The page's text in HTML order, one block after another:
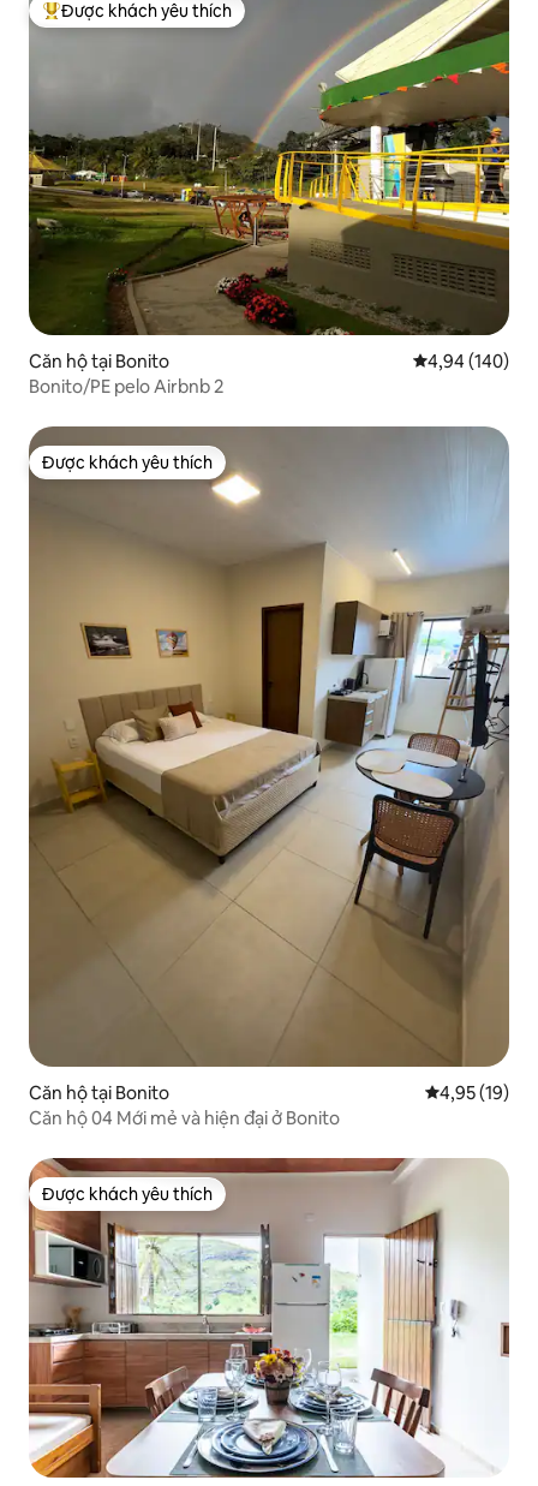
Được khách yêu thích nhất
Được khách yêu thích
Căn hộ tại Bonito Xếp hạng
4,94 (140)
Bonito/PE pelo Airbnb 2
Được khách yêu thích
Được khách yêu thích
Căn hộ tại Bonito Xếp hạng
4,95 (19)
Căn hộ 04 Mới mẻ và hiện đại ở Bonito
Được khách yêu thích
Được khách yêu thích